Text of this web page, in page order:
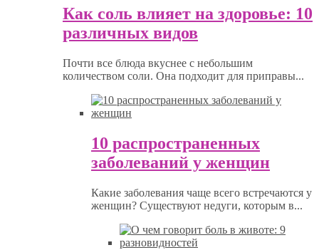
Как соль влияет на здоровье: 10
различных видов
Почти все блюда вкуснее с небольшим
количеством соли. Она подходит для приправы...
10 распространенных
заболеваний у женщин
Какие заболевания чаще всего встречаются у
женщин? Существуют недуги, которым в...